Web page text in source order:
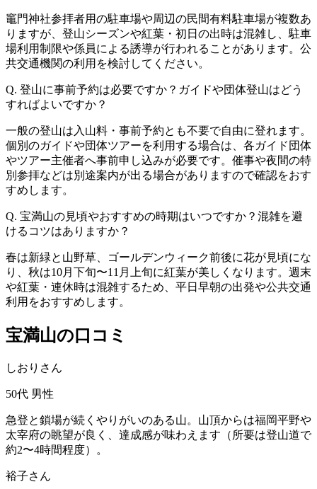
竈門神社参拝者用の駐車場や周辺の民間有料駐車場が複数あ
りますが、登山シーズンや紅葉・初日の出時は混雑し、駐車
場利用制限や係員による誘導が行われることがあります。公
共交通機関の利用を検討してください。
Q. 登山に事前予約は必要ですか？ガイドや団体登山はどう
すればよいですか？
一般の登山は入山料・事前予約とも不要で自由に登れます。
個別のガイドや団体ツアーを利用する場合は、各ガイド団体
やツアー主催者へ事前申し込みが必要です。催事や夜間の特
別参拝などは別途案内が出る場合がありますので確認をおす
すめします。
Q. 宝満山の見頃やおすすめの時期はいつですか？混雑を避
けるコツはありますか？
春は新緑と山野草、ゴールデンウィーク前後に花が見頃にな
り、秋は10月下旬〜11月上旬に紅葉が美しくなります。週末
や紅葉・連休時は混雑するため、平日早朝の出発や公共交通
利用をおすすめします。
宝満山の口コミ
しおりさん
50代 男性
急登と鎖場が続くやりがいのある山。山頂からは福岡平野や
太宰府の眺望が良く、達成感が味わえます（所要は登山道で
約2〜4時間程度）。
裕子さん